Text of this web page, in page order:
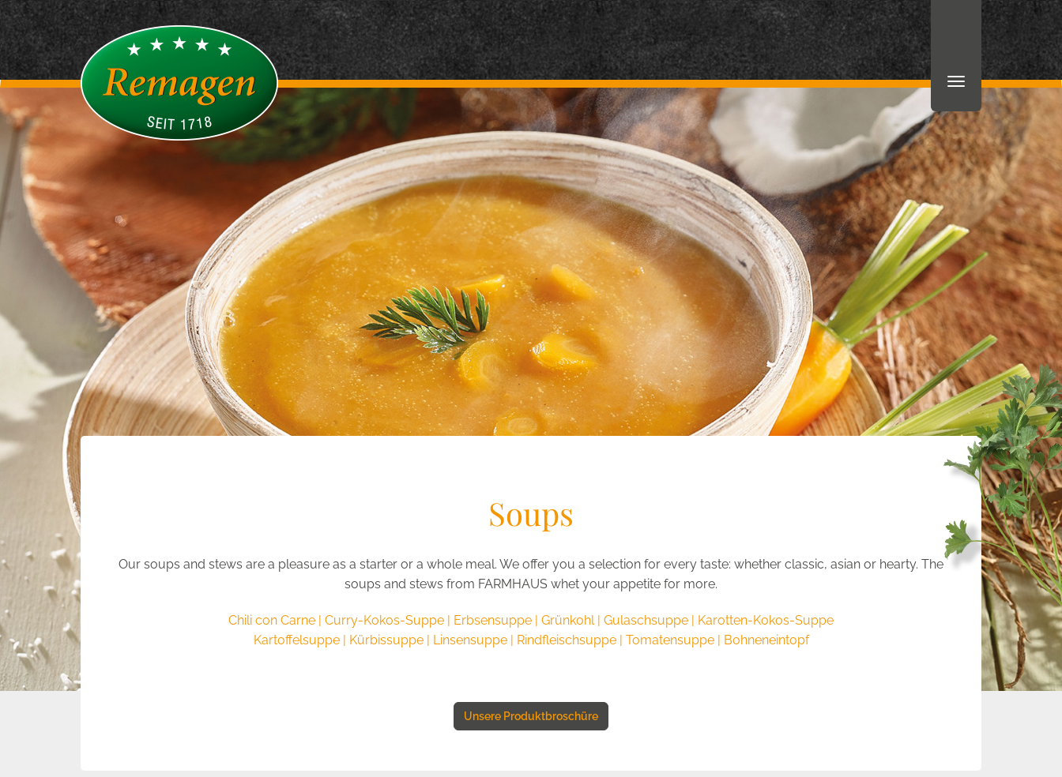
Soups
Our soups and stews are a pleasure as a starter or a whole meal. We offer you a selection for every taste: whether classic, asian or hearty. The
soups and stews from FARMHAUS whet your appetite for more.
Chili con Carne | Curry-Kokos-Suppe | Erbsensuppe | Grünkohl | Gulaschsuppe | Karotten-Kokos-Suppe
Kartoffelsuppe | Kürbissuppe | Linsensuppe | Rindfleischsuppe | Tomatensuppe | Bohneneintopf
Unsere Produktbroschüre